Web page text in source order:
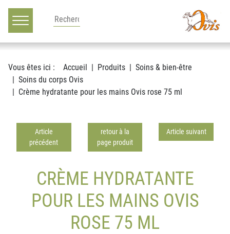
Main navigation
Voir le contenu
Vous êtes ici : Accueil Produits
Soins & bien-être
Soins du corps Ovis
Crème hydratante pour les mains Ovis rose 75 ml
Article
précédent
retour à la
page produit
Article suivant
CRÈME HYDRATANTE
POUR LES MAINS OVIS
ROSE 75 ML